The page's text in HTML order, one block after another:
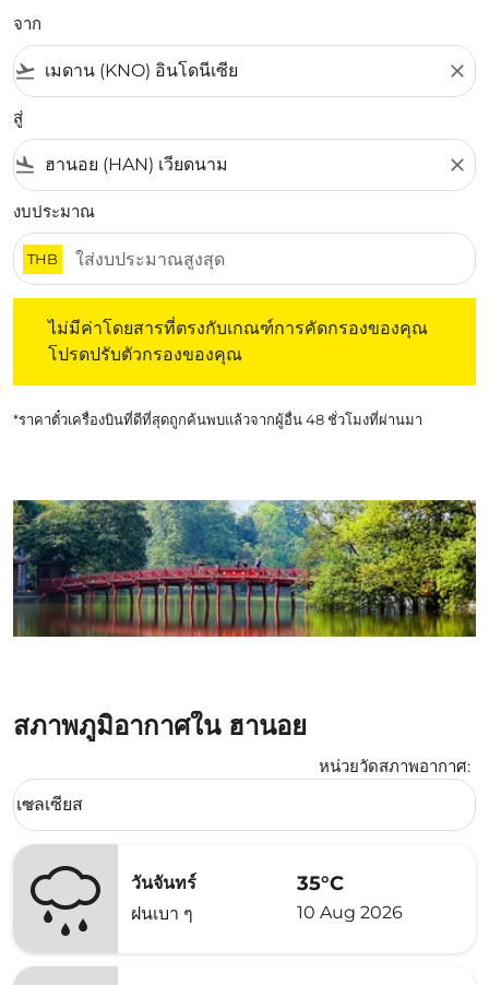
จาก
flight_takeoff close
สู่
flight_land close
งบประมาณ
THB
ไม่มีค่าโดยสารที่ตรงกับเกณฑ์การคัดกรองของคุณ
โปรดปรับตัวกรองของคุณ
*ราคาตั๋วเครื่องบินที่ดีที่สุดถูกค้นพบแล้วจากผู้อื่น 48 ชั่วโมงที่ผ่านมา
สภาพภูมิอากาศใน ฮานอย
หน่วยวัดสภาพอากาศ:
Weather unit option เซลเซียส Selected
เซลเซียส
keyboard_arrow_down
วันจันทร์
ฝนเบา ๆ
35°C
10 Aug 2026